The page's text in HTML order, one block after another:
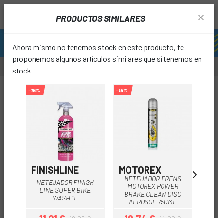
PRODUCTOS SIMILARES
Ahora mismo no tenemos stock en este producto, te
proponemos algunos artículos similares que sí tenemos en
stock
-15%
FINISHLINE
NETEJADOR FINISH
LINE SUPER BIKE
WASH 1L
-15%
MOTOREX
NETEJADOR FRENS
MOTOREX POWER
BRAKE CLEAN DISC
AEROSOL 750ML